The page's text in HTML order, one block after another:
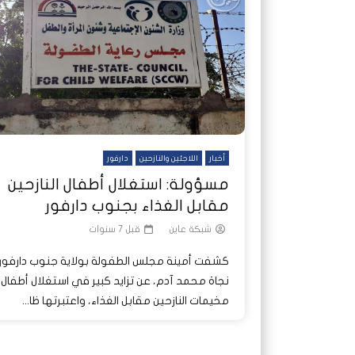
شاهد
عملتان وتطبيق مصرفي واحد.. كيف
تشظى النظام المصرفي في حرب
السودان؟
تصدر
ديون
شاهد
عملتان وتطبيق مصرفي واحد.. كيف
تشظى النظام المصرفي في حرب
السودان؟
على
أخبار اللاجئين والنازحين دارفور
مسؤولة: استغلال أطفال النازحين
مقابل الغذاء بجنوب دارفور
شبكة عاين قبل 7 سنوات
كشفت أمينة مجلس الطفولة بولاية جنوب
نجاة محمد آدم، عن تزايد كبير في استغلال أطفال
مخيمات النازحين مقابل الغذاء، واعتبرتها ظا...